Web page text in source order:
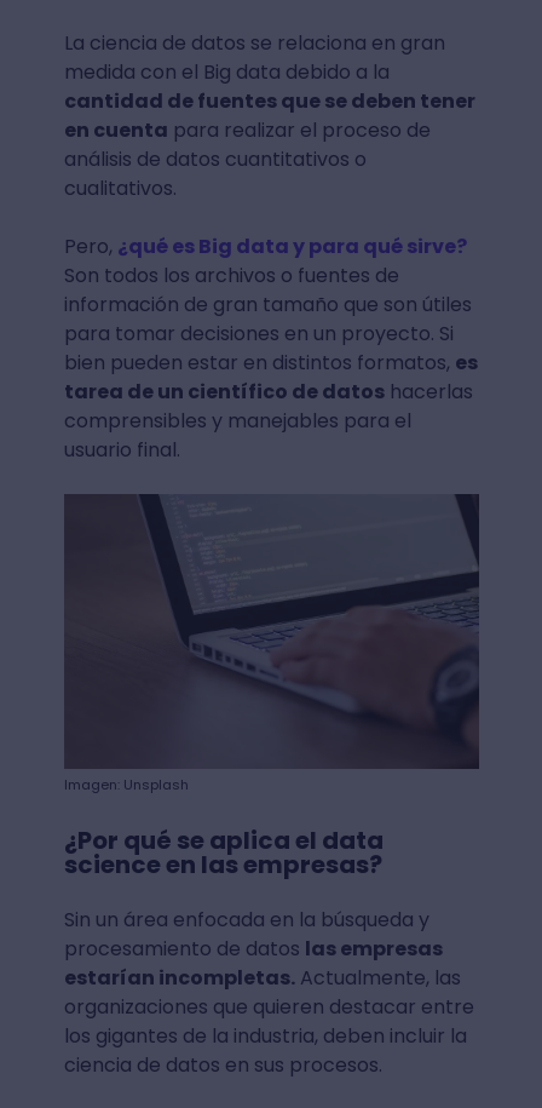
La ciencia de datos se relaciona en gran
medida con el Big data debido a la
cantidad de fuentes que se deben tener
en cuenta para realizar el proceso de
análisis de datos cuantitativos o
cualitativos.
Pero, ¿qué es Big data y para qué sirve?
Son todos los archivos o fuentes de
información de gran tamaño que son útiles
para tomar decisiones en un proyecto. Si
bien pueden estar en distintos formatos, es
tarea de un científico de datoshacerlas
comprensibles y manejables para el
usuario final.
Imagen: Unsplash
¿Por qué se aplica el data
science en las empresas?
Sin un área enfocada en la búsqueda y
procesamiento de datos las empresas
estarían incompletas.Actualmente, las
organizaciones que quieren destacar entre
los gigantes de la industria, deben incluir la
ciencia de datos en sus procesos.